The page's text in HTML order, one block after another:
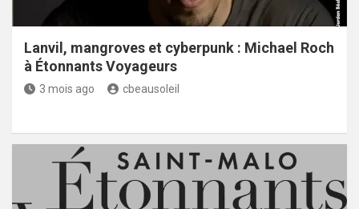
Lanvil, mangroves et cyberpunk : Michael Roch
à Étonnants Voyageurs
3 mois ago cbeausoleil